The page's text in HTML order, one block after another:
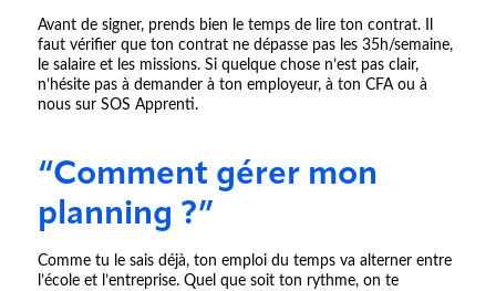
Avant de signer, prends bien le temps de lire ton contrat. Il
faut vérifier que ton contrat ne dépasse pas les 35h/semaine,
le salaire et les missions. Si quelque chose n’est pas clair,
n’hésite pas à demander à ton employeur, à ton CFA ou à
nous sur SOS Apprenti.
“Comment gérer mon
planning ?”
Comme tu le sais déjà, ton emploi du temps va alterner entre
l’école et l’entreprise. Quel que soit ton rythme, on te